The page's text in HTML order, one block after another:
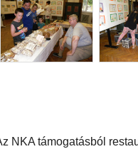
NKA támogatásból